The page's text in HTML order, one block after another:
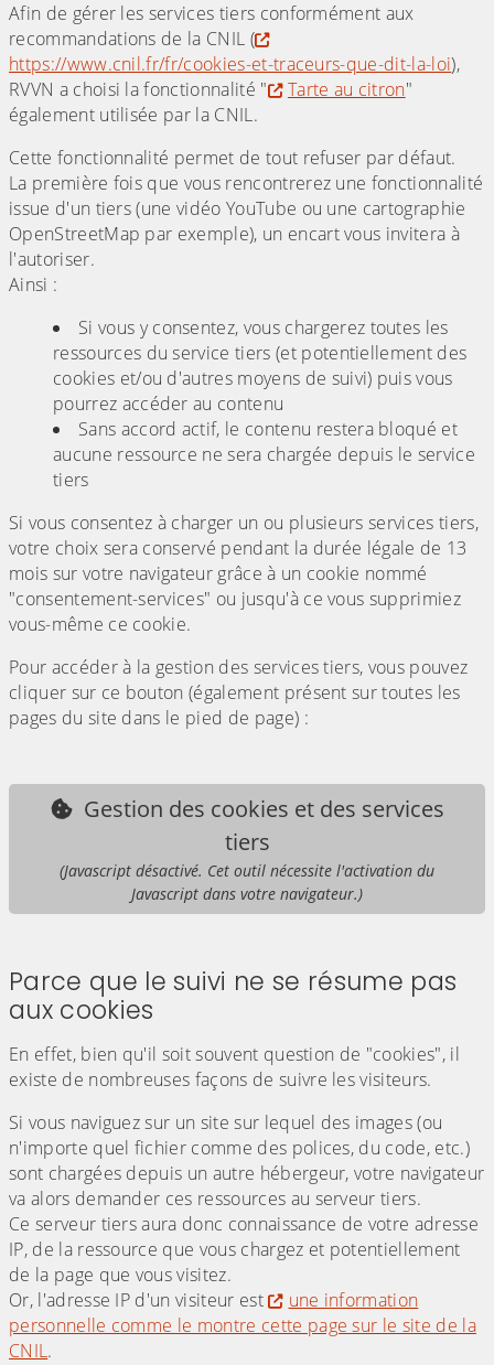
Afin de gérer les services tiers conformément aux
recommandations de la CNIL (
https://www.cnil.fr/fr/cookies-et-traceurs-que-dit-la-loi),
RVVN a choisi la fonctionnalité "
Tarte au citron"
également utilisée par la CNIL.
Cette fonctionnalité permet de tout refuser par défaut.
La première fois que vous rencontrerez une fonctionnalité
issue d'un tiers (une vidéo YouTube ou une cartographie
OpenStreetMap par exemple), un encart vous invitera à
l'autoriser.
Ainsi :
Si vous y consentez, vous chargerez toutes les
ressources du service tiers (et potentiellement des
cookies et/ou d'autres moyens de suivi) puis vous
pourrez accéder au contenu
Sans accord actif, le contenu restera bloqué et
aucune ressource ne sera chargée depuis le service
tiers
Si vous consentez à charger un ou plusieurs services tiers,
votre choix sera conservé pendant la durée légale de 13
mois sur votre navigateur grâce à un cookie nommé
"consentement-services" ou jusqu'à ce vous supprimiez
vous-même ce cookie.
Pour accéder à la gestion des services tiers, vous pouvez
cliquer sur ce bouton (également présent sur toutes les
pages du site dans le pied de page) :
Gestion des cookies et des services
tiers
(Javascript désactivé. Cet outil nécessite l'activation du
Javascript dans votre navigateur.)
Parce que le suivi ne se résume pas
aux cookies
En effet, bien qu'il soit souvent question de "cookies", il
existe de nombreuses façons de suivre les visiteurs.
Si vous naviguez sur un site sur lequel des images (ou
n'importe quel fichier comme des polices, du code, etc.)
sont chargées depuis un autre hébergeur, votre navigateur
va alors demander ces ressources au serveur tiers.
Ce serveur tiers aura donc connaissance de votre adresse
IP, de la ressource que vous chargez et potentiellement
de la page que vous visitez.
Or, l'adresse IP d'un visiteur est
une information
personnelle comme le montre cette page sur le site de la
CNIL.